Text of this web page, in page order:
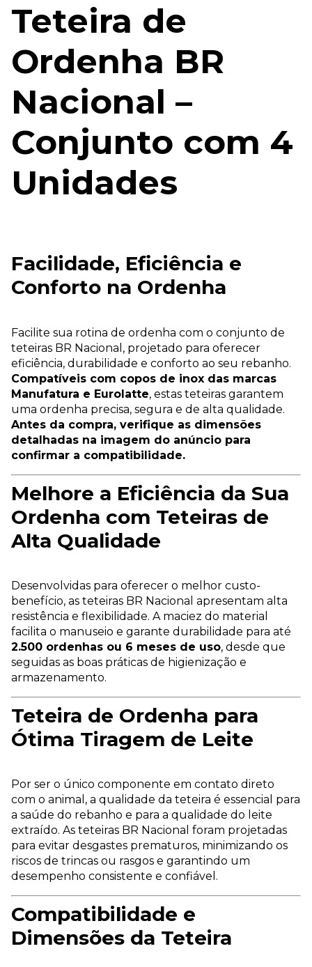
Teteira de
Ordenha BR
Nacional –
Conjunto com 4
Unidades
Facilidade, Eficiência e
Conforto na Ordenha
Facilite sua rotina de ordenha com o conjunto de
teteiras BR Nacional, projetado para oferecer
eficiência, durabilidade e conforto ao seu rebanho.
Compatíveis com copos de inox das marcas
Manufatura e Eurolatte, estas teteiras garantem
uma ordenha precisa, segura e de alta qualidade.
Antes da compra, verifique as dimensões
detalhadas na imagem do anúncio para
confirmar a compatibilidade.
Melhore a Eficiência da Sua
Ordenha com Teteiras de
Alta Qualidade
Desenvolvidas para oferecer o melhor custo-
benefício, as teteiras BR Nacional apresentam alta
resistência e flexibilidade. A maciez do material
facilita o manuseio e garante durabilidade para até
2.500 ordenhas ou 6 meses de uso, desde que
seguidas as boas práticas de higienização e
armazenamento.
Teteira de Ordenha para
Ótima Tiragem de Leite
Por ser o único componente em contato direto
com o animal, a qualidade da teteira é essencial para
a saúde do rebanho e para a qualidade do leite
extraído. As teteiras BR Nacional foram projetadas
para evitar desgastes prematuros, minimizando os
riscos de trincas ou rasgos e garantindo um
desempenho consistente e confiável.
Compatibilidade e
Dimensões da Teteira